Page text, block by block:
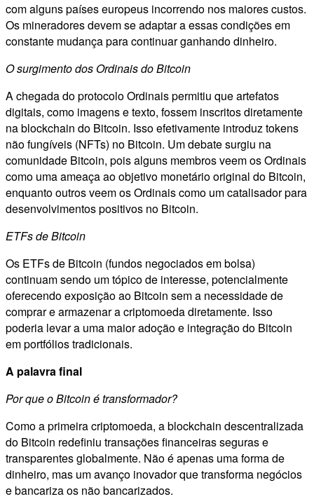
com alguns países europeus incorrendo nos maiores custos.
Os mineradores devem se adaptar a essas condições em
constante mudança para continuar ganhando dinheiro.
O surgimento dos Ordinais do Bitcoin
A chegada do protocolo Ordinais permitiu que artefatos
digitais, como imagens e texto, fossem inscritos diretamente
na blockchain do Bitcoin. Isso efetivamente introduz tokens
não fungíveis (NFTs) no Bitcoin. Um debate surgiu na
comunidade Bitcoin, pois alguns membros veem os Ordinais
como uma ameaça ao objetivo monetário original do Bitcoin,
enquanto outros veem os Ordinais como um catalisador para
desenvolvimentos positivos no Bitcoin.
ETFs de Bitcoin
Os ETFs de Bitcoin (fundos negociados em bolsa)
continuam sendo um tópico de interesse, potencialmente
oferecendo exposição ao Bitcoin sem a necessidade de
comprar e armazenar a criptomoeda diretamente. Isso
poderia levar a uma maior adoção e integração do Bitcoin
em portfólios tradicionais.
A palavra final
Por que o Bitcoin é transformador?
Como a primeira criptomoeda, a blockchain descentralizada
do Bitcoin redefiniu transações financeiras seguras e
transparentes globalmente. Não é apenas uma forma de
dinheiro, mas um avanço inovador que transforma negócios
e bancariza os não bancarizados.